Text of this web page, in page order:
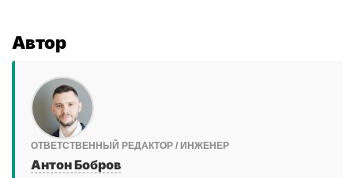
Автор
ОТВЕТСТВЕННЫЙ РЕДАКТОР / ИНЖЕНЕР
Антон Бобров